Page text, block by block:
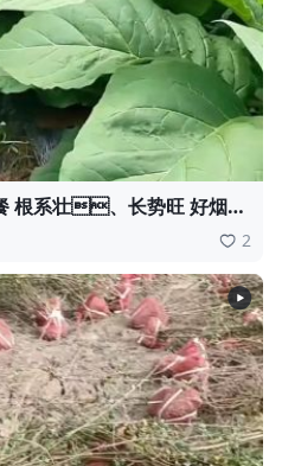
根系壮、长势旺 好烟都
得见，欢迎烟农朋友交 2